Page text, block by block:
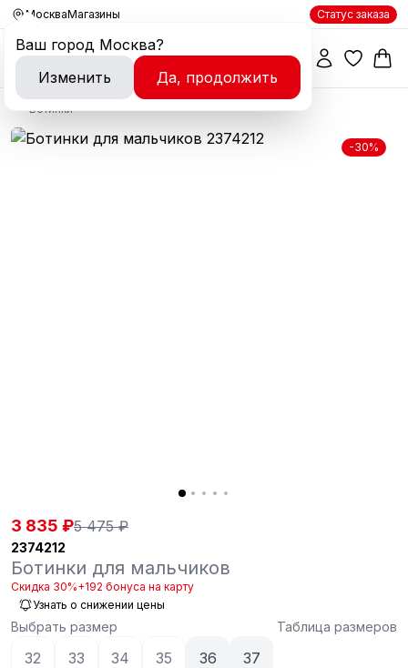
Москва
Ваш город Москва?
Изменить
Да, продолжить
Магазины Статус заказа
Ботинки
-30%
3 835 ₽5 475 ₽
2374212
Ботинки для мальчиков
Скидка 30%+192 бонуса на карту
Узнать о снижении цены
Выбрать размер Таблица размеров
32 33 34 35 36 37